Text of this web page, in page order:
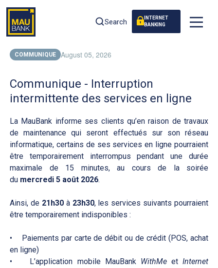
Search
INTERNET
BANKING
COMMUNIQUE August 05, 2026
Communique - Interruption
intermittente des services en ligne
La MauBank informe ses clients qu’en raison de travaux
de maintenance qui seront effectués sur son réseau
informatique, certains de ses services en ligne pourraient
être temporairement interrompus pendant une durée
maximale de 15 minutes, au cours de la soirée
du mercredi 5 août 2026.
Ainsi, de 21h30à 23h30, les services suivants pourraient
être temporairement indisponibles :
• Paiements par carte de débit ou de crédit (POS, achat
en ligne)
• L’application mobile MauBank WithMeetInternet